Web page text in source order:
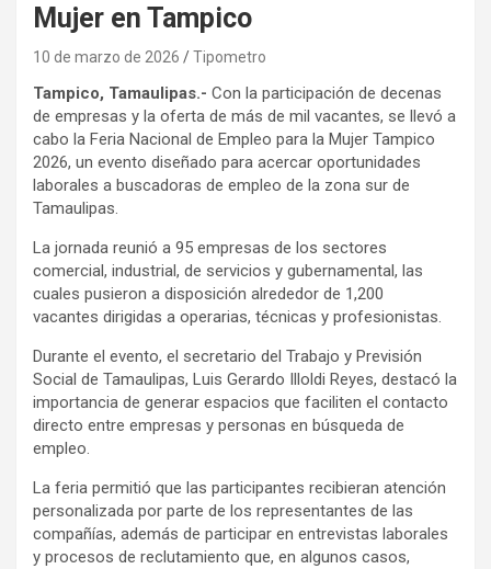
Mujer en Tampico
10 de marzo de 2026 Tipometro
Tampico, Tamaulipas.- Con la participación de decenas
de empresas y la oferta de más de mil vacantes, se llevó a
cabo la Feria Nacional de Empleo para la Mujer Tampico
2026, un evento diseñado para acercar oportunidades
laborales a buscadoras de empleo de la zona sur de
Tamaulipas.
La jornada reunió a 95 empresas de los sectores
comercial, industrial, de servicios y gubernamental, las
cuales pusieron a disposición alrededor de 1,200
vacantes dirigidas a operarias, técnicas y profesionistas.
Durante el evento, el secretario del Trabajo y Previsión
Social de Tamaulipas, Luis Gerardo Illoldi Reyes, destacó la
importancia de generar espacios que faciliten el contacto
directo entre empresas y personas en búsqueda de
empleo.
La feria permitió que las participantes recibieran atención
personalizada por parte de los representantes de las
compañías, además de participar en entrevistas laborales
y procesos de reclutamiento que, en algunos casos,